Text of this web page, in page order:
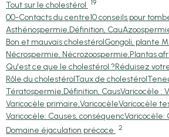
Tout sur le cholestérol 19
00-Contacts du centre10 conseils pour
Asthénospermie,Définition, Cau
Bon et mauvais cholestérolGongoli, plante
Nécrospermie, Nécrozoospermie,Plantas
Qu'est ce que le cholestérol ?Réduisez
Rôle du cholestérolTaux de cholestérol
Tératospermie,Définition, CausVaricocèle :
Varicocèle primaire,VaricocèleVaricocèle
Varicocèle: Causes, conséquencVaricocèle:
Domaine éjaculation précoce
2